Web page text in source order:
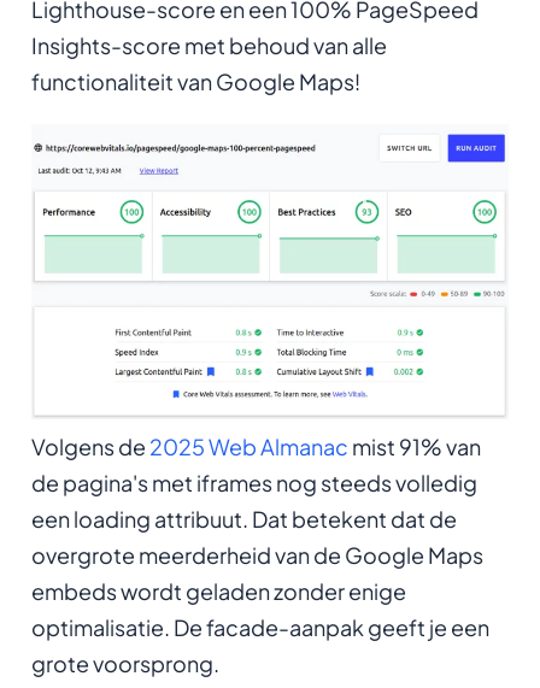
Lighthouse-score en een 100% PageSpeed
Insights-score met behoud van alle
functionaliteit van Google Maps!
Volgens de 2025 Web Almanac mist 91% van
de pagina's met iframes nog steeds volledig
een loading attribuut. Dat betekent dat de
overgrote meerderheid van de Google Maps
embeds wordt geladen zonder enige
optimalisatie. De facade-aanpak geeft je een
grote voorsprong.